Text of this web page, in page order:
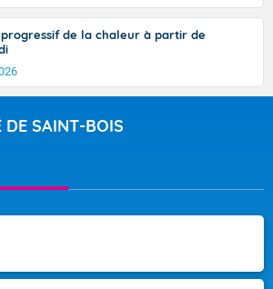
de la chaleur à partir de
DE SAINT-BOIS